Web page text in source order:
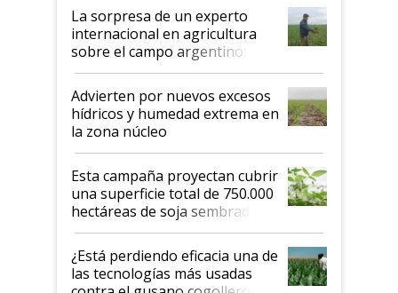
La sorpresa de un experto
internacional en agricultura
sobre el campo argentino:
"Estoy muy impresionado"
Advierten por nuevos excesos
hídricos y humedad extrema en
la zona núcleo
Esta campaña proyectan cubrir
una superficie total de 750.000
hectáreas de soja sembradas
con una nueva generación de
variedades que marcan un
salto tecnológico en genética y
rendimiento
¿Está perdiendo eficacia una de
las tecnologías más usadas